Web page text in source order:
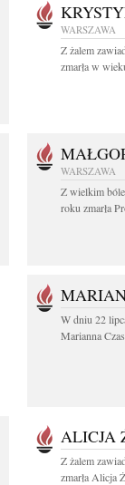
WARSZAWA
Z żalem
zmarła w
WARSZAWA
Z wielkim
roku zmarła
W dniu 22
Marianna
ALICJA
Z żalem
zmarła Alicja